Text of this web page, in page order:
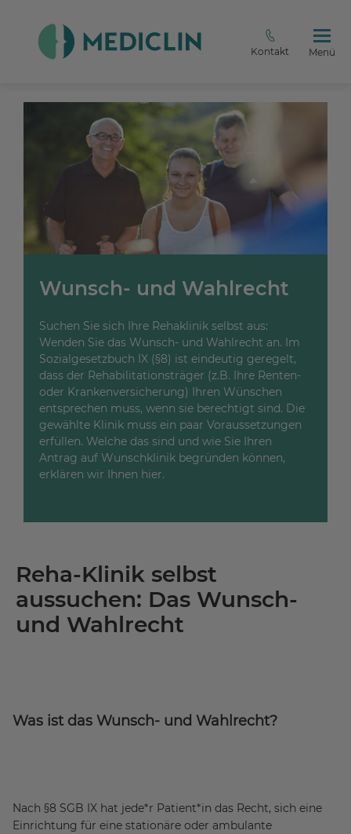
Kontakt Menü
Wunsch- und Wahlrecht
Suchen Sie sich Ihre Rehaklinik selbst aus:
Wenden Sie das Wunsch- und Wahlrecht an. Im
Sozialgesetzbuch IX (§8) ist eindeutig geregelt,
dass der Rehabilitationsträger (z.B. Ihre Renten-
oder Krankenversicherung) Ihren Wünschen
entsprechen muss, wenn sie berechtigt sind. Die
gewählte Klinik muss ein paar Voraussetzungen
erfüllen. Welche das sind und wie Sie Ihren
Antrag auf Wunschklinik begründen können,
erklären wir Ihnen hier.
Reha-Klinik selbst
aussuchen: Das Wunsch-
und Wahlrecht
Was ist das Wunsch- und Wahlrecht?
Nach §8 SGB IX hat jede*r Patient*in das Recht, sich eine
Einrichtung für eine stationäre oder ambulante